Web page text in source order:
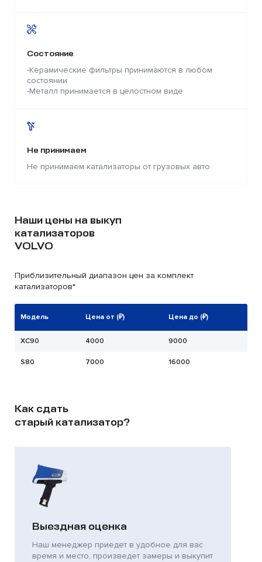
Состояние
-Керамические фильтры принимаются в любом
состоянии
-Металл принимается в целостном виде
Не принимаем
Не принимаем катализаторы от грузовых авто
Наши цены на выкуп
катализаторов
VOLVO
Приблизительный диапазон цен за комплект
катализаторов*
Модель Цена от (₽) Цена до (₽)
XC90 4000 9000
S80 7000 16000
Как сдать
старый катализатор?
Выездная оценка
Наш менеджер приедет в удобное для вас
время и место, произведет замеры и выкупит